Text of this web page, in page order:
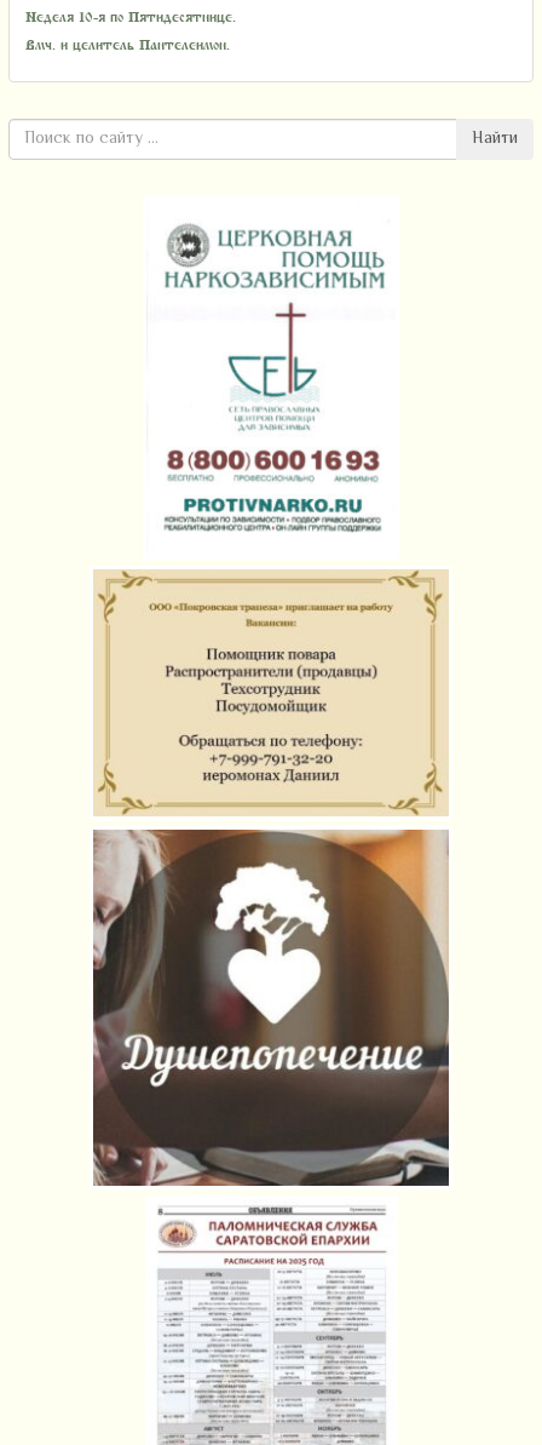
Неделя 10-я по Пятидесятнице.
Вмч. и целитель Пантелеимон.
Найти